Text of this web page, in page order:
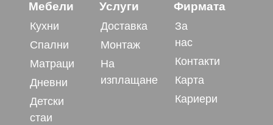
Мебели
Кухни
Спални
Матраци
Дневни
Детски
стаи
Услуги
Доставка
Монтаж
На
изплащане
Фирмата
За
нас
Контакти
Карта
Кариери